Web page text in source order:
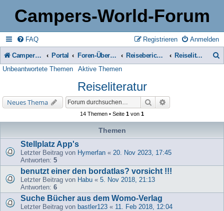
Campers-World-Forum
FAQ Anmelden
Registrieren
Campers-World-Forum Portal Foren-Übersicht Reiseberichte & Reisetipps, Stell- & Campingplätze Reiseliteratur
Unbeantwortete Themen Aktive Themen
Reiseliteratur
Neues Thema Suche
14 Themen • Seite 1 von 1
Themen
Stellplatz App's
Letzter Beitrag von Hymerfan « 20. Nov 2023, 17:45
Antworten: 5
benutzt einer den bordatlas? vorsicht !!!
Letzter Beitrag von Habu « 5. Nov 2018, 21:13
Antworten: 6
Suche Bücher aus dem Womo-Verlag
Letzter Beitrag von bastler123 « 11. Feb 2018, 12:04